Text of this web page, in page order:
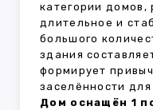
категории домов,
длительное и
большого
здания
формирует
заселённости
Дом оснащён 1